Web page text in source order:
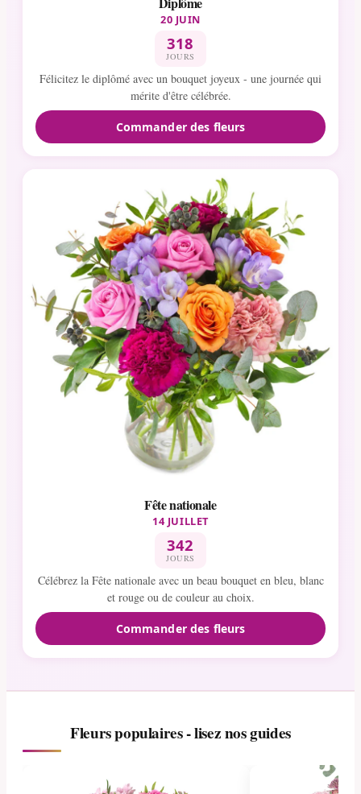
20 JUIN
318
JOURS
Félicitez le diplômé avec un bouquet joyeux - une journée qui
mérite d'être célébrée.
Commander des fleurs
Fête nationale
14 JUILLET
342
JOURS
Célébrez la Fête nationale avec un beau bouquet en bleu, blanc
et rouge ou de couleur au choix.
Commander des fleurs
Fleurs populaires - lisez nos guides